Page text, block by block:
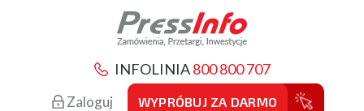
INFOLINIA800 800 707
Zaloguj WYPRÓBUJ ZA DARMO